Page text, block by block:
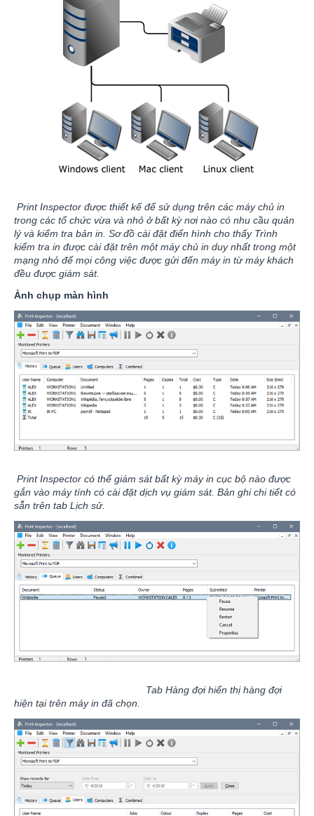
Print Inspector được thiết kế để sử dụng trên các máy chủ in
trong các tổ chức vừa và nhỏ ở bất kỳ nơi nào có nhu cầu quản
lý và kiểm tra bản in. Sơ đồ cài đặt điển hình cho thấy Trình
kiểm tra in được cài đặt trên một máy chủ in duy nhất trong một
mạng nhỏ để mọi công việc được gửi đến máy in từ máy khách
đều được giám sát.
Ảnh chụp màn hình
Print Inspector có thể giám sát bất kỳ máy in cục bộ nào được
gắn vào máy tính có cài đặt dịch vụ giám sát. Bản ghi chi tiết có
sẵn trên tab Lịch sử.
Tab Hàng đợi hiển thị hàng đợi
hiện tại trên máy in đã chọn.